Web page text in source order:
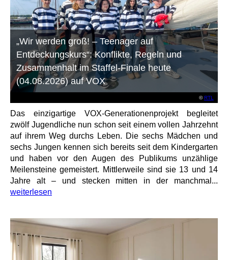
©RTL
„Wir werden groß! – Teenager auf
Entdeckungskurs“: Konflikte, Regeln und
Zusammenhalt im Staffel-Finale heute
(04.08.2026) auf VOX
Das einzigartige VOX-Generationenprojekt begleitet
zwölf Jugendliche nun schon seit einem vollen Jahrzehnt
auf ihrem Weg durchs Leben. Die sechs Mädchen und
sechs Jungen kennen sich bereits seit dem Kindergarten
und haben vor den Augen des Publikums unzählige
Meilensteine gemeistert. Mittlerweile sind sie 13 und 14
Jahre alt – und stecken mitten in der manchmal...
weiterlesen